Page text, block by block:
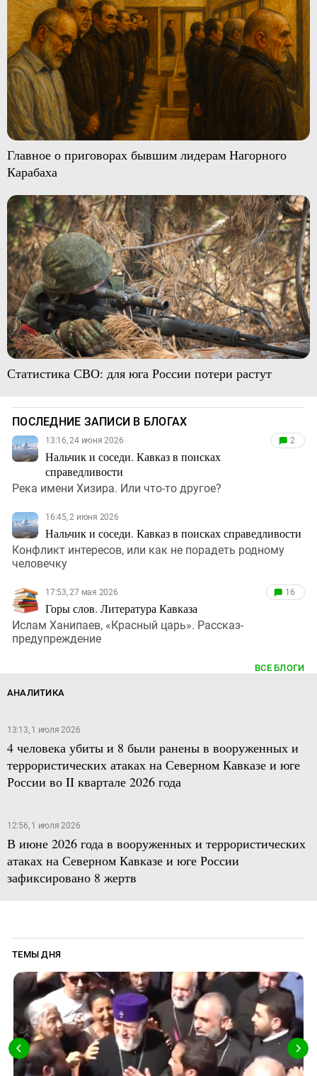
Главное о приговорах бывшим лидерам Нагорного
Карабаха
Статистика СВО: для юга России потери растут
ПОСЛЕДНИЕ ЗАПИСИ В БЛОГАХ
13:16, 24 июня 2026
Нальчик и соседи. Кавказ в поисках
справедливости
2
Река имени Хизира. Или что-то другое?
16:45, 2 июня 2026
Нальчик и соседи. Кавказ в поисках справедливости
Конфликт интересов, или как не порадеть родному
человечку
17:53, 27 мая 2026
Горы слов. Литература Кавказа
16
Ислам Ханипаев, «Красный царь». Рассказ-
предупреждение
ВСЕ БЛОГИ
АНАЛИТИКА
13:13, 1 июля 2026
4 человека убиты и 8 были ранены в вооруженных и
террористических атаках на Северном Кавказе и юге
России во II квартале 2026 года
12:56, 1 июля 2026
В июне 2026 года в вооруженных и террористических
атаках на Северном Кавказе и юге России
зафиксировано 8 жертв
ТЕМЫ ДНЯ